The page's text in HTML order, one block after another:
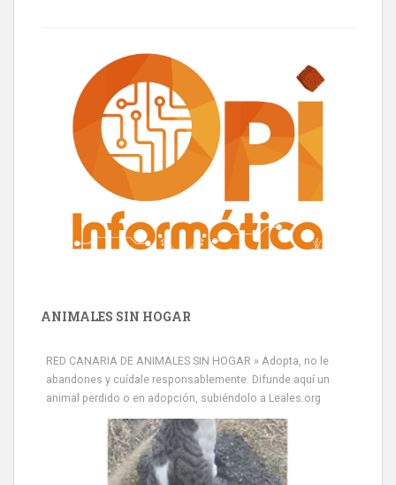
ANIMALES SIN HOGAR
RED CANARIA DE ANIMALES SIN HOGAR » Adopta, no le
abandones y cuídale responsablemente. Difunde aquí un
animal perdido o en adopción, subiéndolo a Leales.org